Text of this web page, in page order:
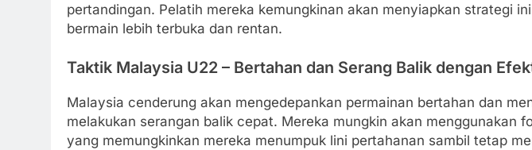
pertandingan. Pelatih mereka kemungkinan akan menyiapkan strategi
bermain lebih terbuka dan rentan.
Taktik Malaysia U22 – Bertahan dan Serang Balik dengan
Malaysia cenderung akan mengedepankan permainan bertahan dan
melakukan serangan balik cepat. Mereka mungkin akan menggunakan
yang memungkinkan mereka menumpuk lini pertahanan sambil tetap